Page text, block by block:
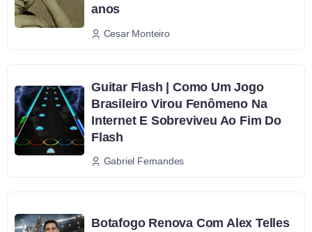
anos
Cesar Monteiro
Guitar Flash | Como Um Jogo
Brasileiro Virou Fenômeno Na
Internet E Sobreviveu Ao Fim Do
Flash
Gabriel Fernandes
Botafogo Renova Com Alex Telles